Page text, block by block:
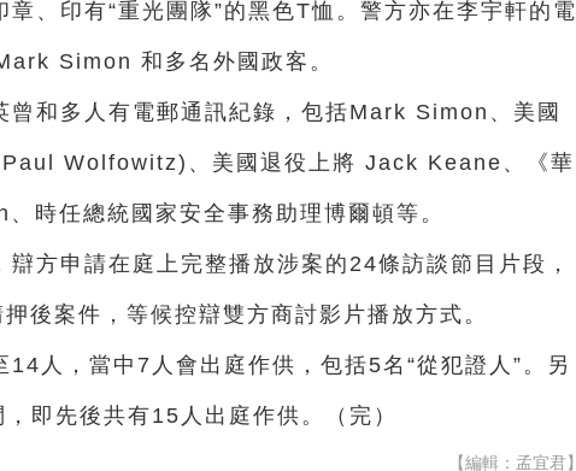
章、印有“重光團隊”的黑色T恤。警方亦在李宇軒的電
Simon 和多名外國政客。
曾和多人有電郵通訊紀錄，包括Mark Simon、美國
Wolfowitz)、美國退役上將 Jack Keane、《華
時任總統國家安全事務助理博爾頓等。
方申請在庭上完整播放涉案的24條訪談節目片段，
後案件，等候控辯雙方商討影片播放方式。
14人，當中7人會出庭作供，包括5名“從犯證人”。另
即先後共有15人出庭作供。（完）
【編輯：孟宜君】